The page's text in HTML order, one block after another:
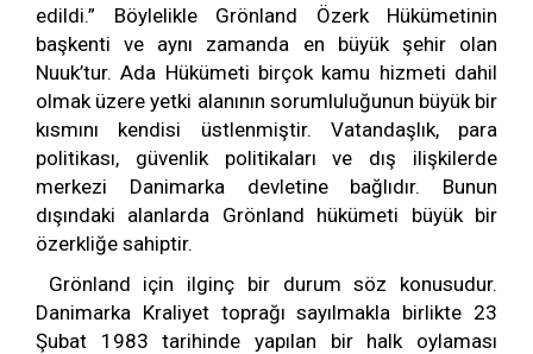
edildi.” Böylelikle Grönland Özerk Hükümetinin
başkenti ve aynı zamanda en büyük şehir olan
Nuuk’tur. Ada Hükümeti birçok kamu hizmeti dahil
olmak üzere yetki alanının sorumluluğunun büyük bir
kısmını kendisi üstlenmiştir. Vatandaşlık, para
politikası, güvenlik politikaları ve dış ilişkilerde
merkezi Danimarka devletine bağlıdır. Bunun
dışındaki alanlarda Grönland hükümeti büyük bir
özerkliğe sahiptir.
Grönland için ilginç bir durum söz konusudur.
Danimarka Kraliyet toprağı sayılmakla birlikte 23
Şubat 1983 tarihinde yapılan bir halk oylaması